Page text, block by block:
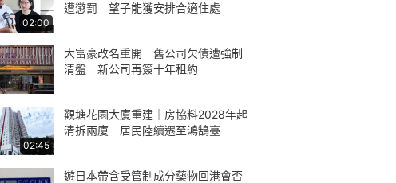
02:00
遭懲罰 望子能獲安排合適住處
大富豪改名重開 舊公司欠債遭強制
清盤 新公司再簽十年租約
02:45
觀塘花園大廈重建｜房協料2028年起
清拆兩廈 居民陸續遷至鴻鵠臺
遊日本帶含受管制成分藥物回港會否